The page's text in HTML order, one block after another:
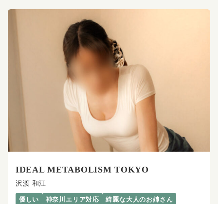
IDEAL METABOLISM TOKYO
沢渡 和江
優しい 神奈川エリア対応
綺麗な大人のお姉さん